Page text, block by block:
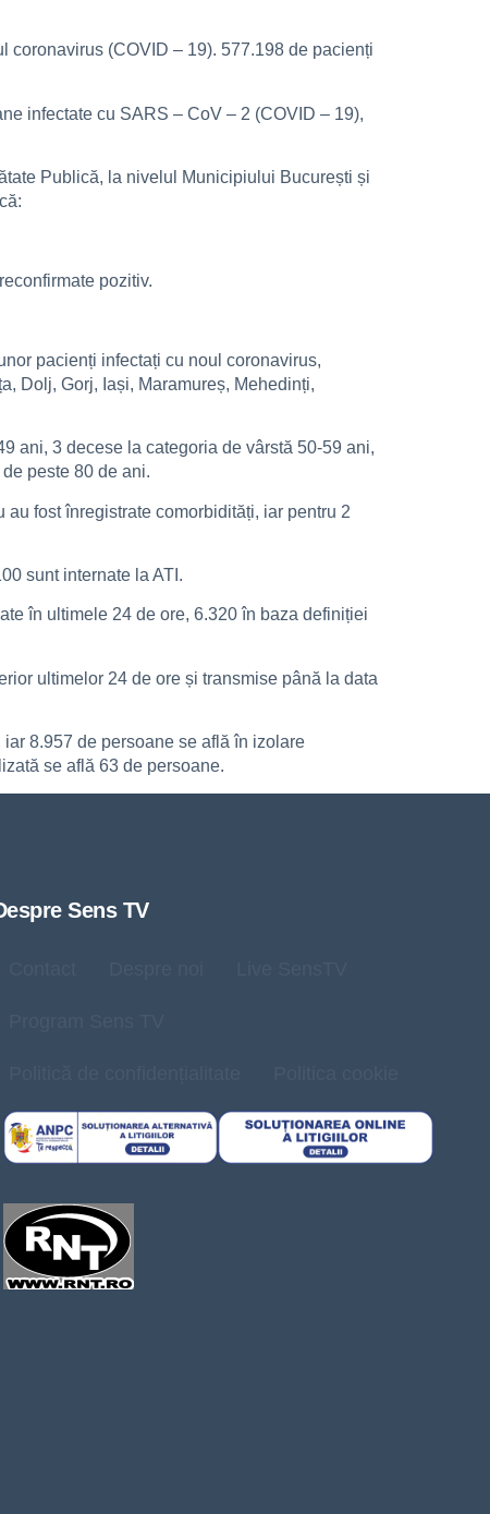
coronavirus (COVID – 19). 577.198 de pacienți
infectate cu SARS – CoV – 2 (COVID – 19),
Publică, la nivelul Municipiului București și
pozitiv.
pacienți infectați cu noul coronavirus,
Dolj, Gorj, Iași, Maramureș, Mehedinți,
ani, 3 decese la categoria de vârstă 50-59 ani,
peste 80 de ani.
fost înregistrate comorbidități, iar pentru 2
sunt internate la ATI.
în ultimele 24 de ore, 6.320 în baza definiției
ultimelor 24 de ore și transmise până la data
8.957 de persoane se află în izolare
se află 63 de persoane.
Sens TV